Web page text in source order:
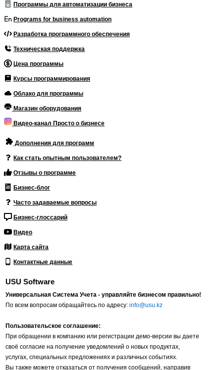
Программы для автоматизации бизнеса
Programs for business automation
Разработка программного обеспечения
Техническая поддержка
Цена программы
Курсы программирования
Облако для программы
Магазин оборудования
Видео-канал Просто о бизнесе
Дополнения для программ
Как стать опытным пользователем?
Отзывы о программе
Бизнес-блог
Часто задаваемые вопросы
Бизнес-глоссарий
Видео
Карта сайта
Контактные данные
USU Software
Универсальная Система Учета - управляйте бизнесом правильно!
По всем вопросам обращайтесь по адресу:info@usu.kz
Пользовательское соглашение:
При обращении в компанию или регистрации демо-версии вы даете
своё согласие на получение уведомлений о новых продуктах,
услугах, специальных предложениях и различных событиях.
Вы также можете отказаться от получения сообщений, направив